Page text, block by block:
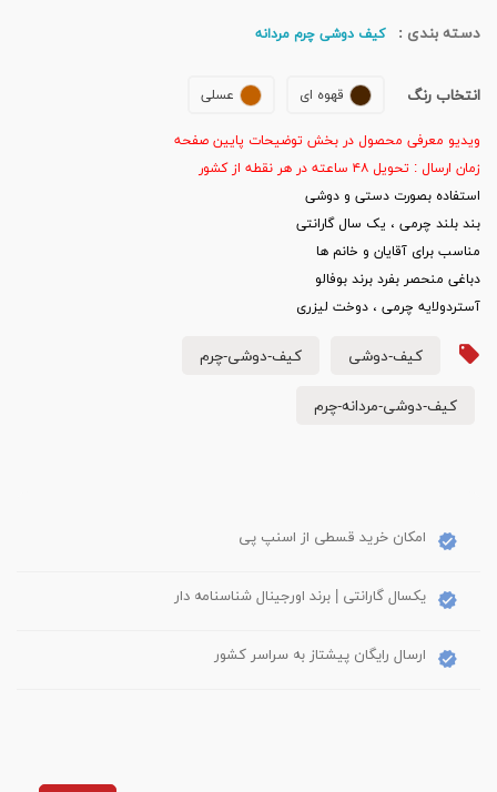
دسته بندی : کیف دوشی چرم مردانه
انتخاب رنگ قهوه ای
عسلی
ویدیو معرفی محصول در بخش توضیحات پایین صفحه
زمان ارسال : تحویل ۴۸ ساعته در هر نقطه از کشور
استفاده بصورت دستی و دوشی
بند بلند چرمی ، ​یک سال گارانتی
مناسب برای آقایان و خانم ها
دباغی منحصر بفرد برند بوفالو
آستردولایه چرمی ، دوخت لیزری
کیف-دوشی
کیف-دوشی-چرم
کیف-دوشی-مردانه-چرم
امکان خرید قسطی از اسنپ پی
یکسال گارانتی | برند اورجینال شناسنامه دار
ارسال رایگان پیشتاز به سراسر کشور